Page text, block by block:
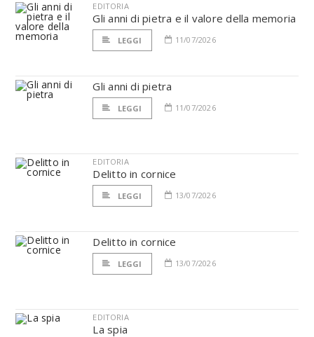
EDITORIA
Gli anni di pietra e il valore della memoria
LEGGI 11/07/2026
Gli anni di pietra
LEGGI 11/07/2026
EDITORIA
Delitto in cornice
LEGGI 13/07/2026
Delitto in cornice
LEGGI 13/07/2026
EDITORIA
La spia